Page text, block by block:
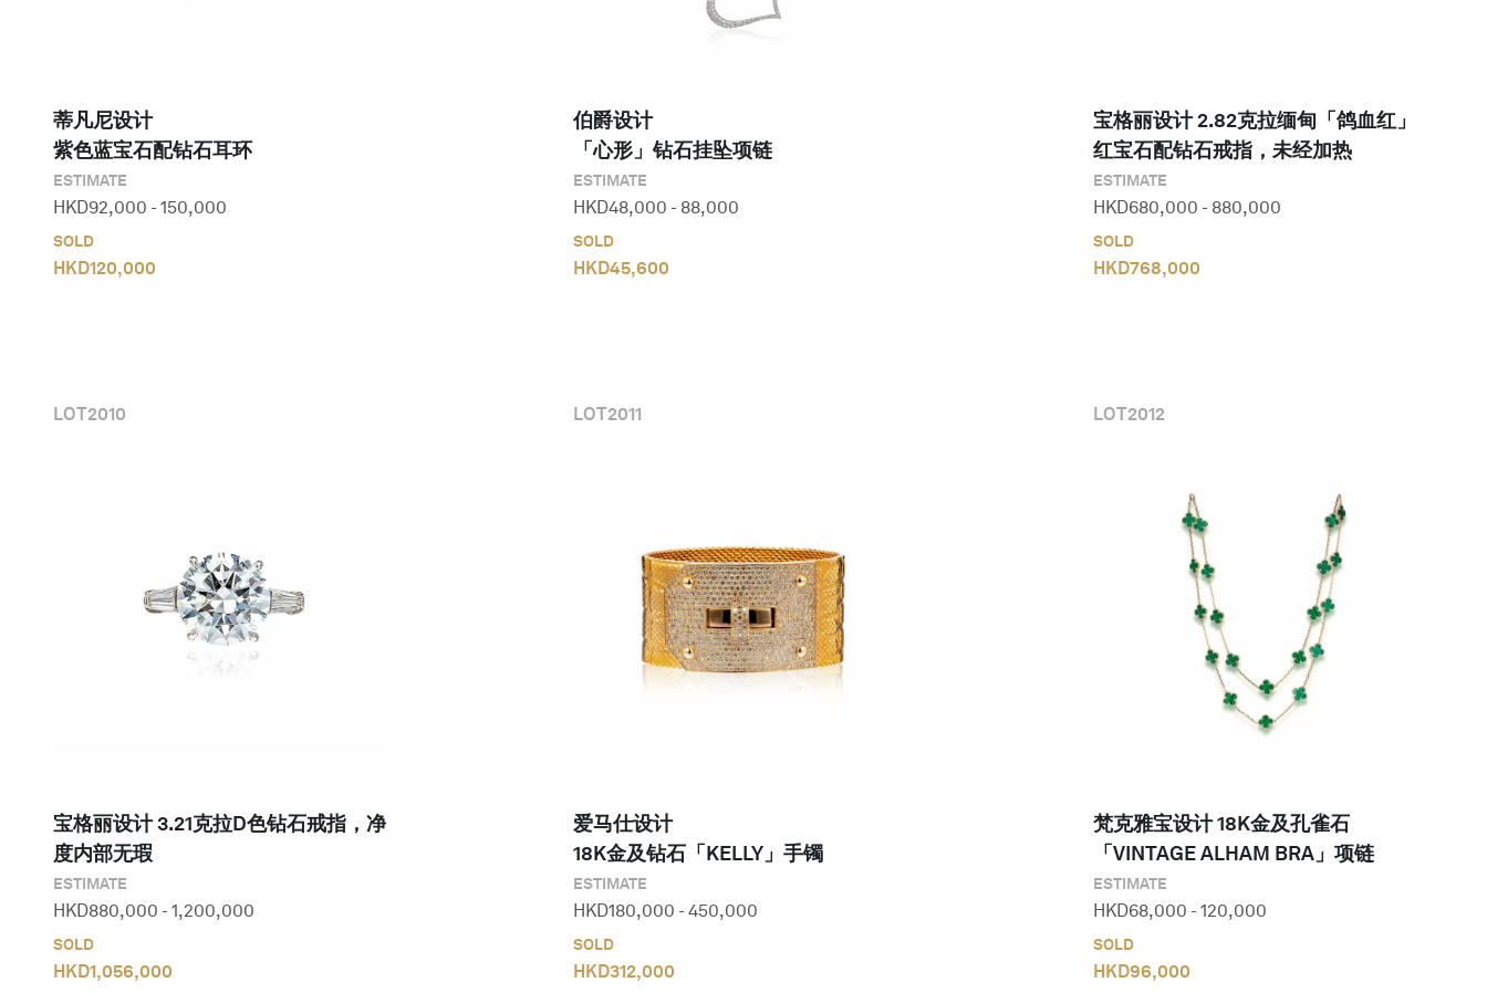
蒂凡尼设计
紫色蓝宝石配钻石耳环
ESTIMATE
HKD92,000 - 150,000
SOLD
HKD120,000
伯爵设计
「心形」钻石挂坠项链
ESTIMATE
HKD48,000 - 88,000
SOLD
HKD45,600
宝格丽设计 2.82克拉缅甸「鸽血红」
红宝石配钻石戒指，未经加热
ESTIMATE
HKD680,000 - 880,000
SOLD
HKD768,000
LOT2010
宝格丽设计 3.21克拉D色钻石戒指，净
度内部无瑕
ESTIMATE
HKD880,000 - 1,200,000
SOLD
HKD1,056,000
LOT2011
爱马仕设计
18K金及钻石「KELLY」手镯
ESTIMATE
HKD180,000 - 450,000
SOLD
HKD312,000
LOT2012
梵克雅宝设计 18K金及孔雀石
「VINTAGE ALHAM BRA」项链
ESTIMATE
HKD68,000 - 120,000
SOLD
HKD96,000